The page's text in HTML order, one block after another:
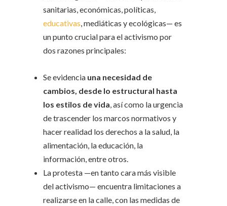
sanitarias, económicas, políticas,
educativas, mediáticas y ecológicas— es
un punto crucial para el activismo por
dos razones principales:
Se evidencia una necesidad de
cambios, desde lo estructural hasta
los estilos de vida, así como la urgencia
de trascender los marcos normativos y
hacer realidad los derechos a la salud, la
alimentación, la educación, la
información, entre otros.
La protesta —en tanto cara más visible
del activismo— encuentra limitaciones a
realizarse en la calle, con las medidas de